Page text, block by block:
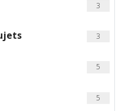
3
3
5
5